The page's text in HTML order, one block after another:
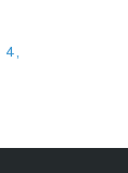
4,